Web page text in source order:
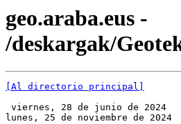
geo.araba.eus -
/deskargak/
[Al directorio principal]
viernes, 28 de junio de
lunes, 25 de noviembre de